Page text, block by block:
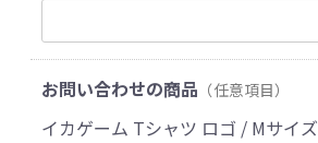
お問い合わせの商品 （任意項目）
イカゲーム Tシャツ ロゴ / Mサイズ